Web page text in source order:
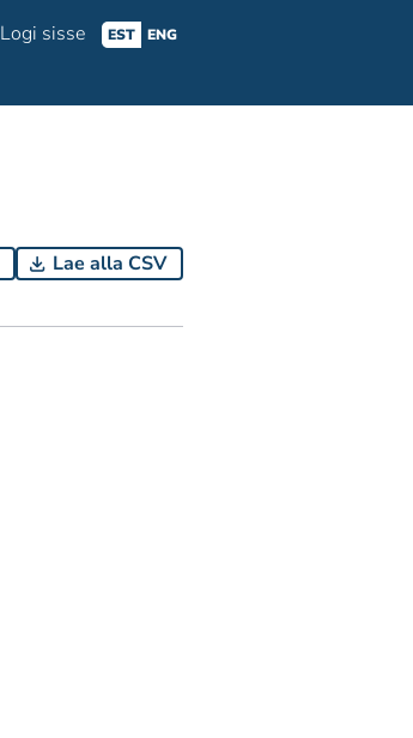
Logi sisse EST ENG
Lae alla CSV